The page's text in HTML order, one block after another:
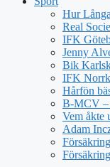
Hur
Real
IFK
Jenny
Bik
IFK
Hårfön
B-MCV –
Vem åkte
Adam